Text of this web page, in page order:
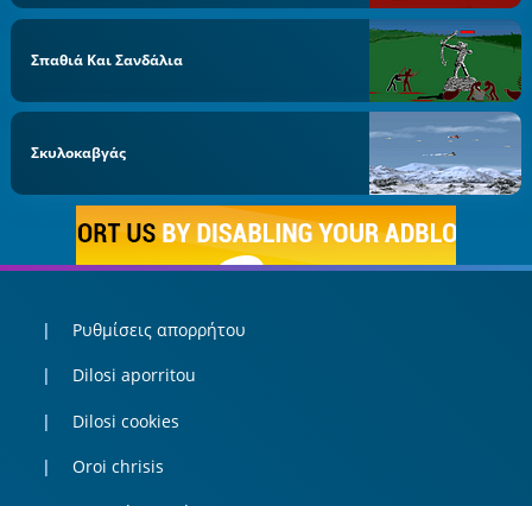
Σπαθιά Και Σανδάλια
Σκυλοκαβγάς
Ρυθμίσεις απορρήτου
Dilosi aporritou
Dilosi cookies
Oroi chrisis